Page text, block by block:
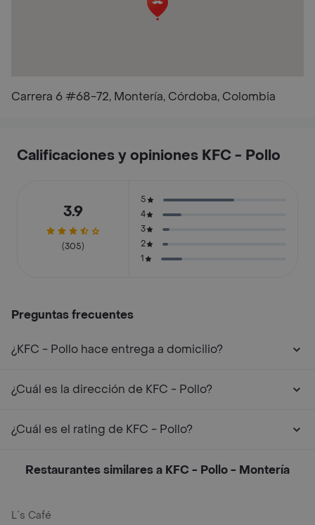
Carrera 6 #68-72, Montería, Córdoba, Colombia
Calificaciones y opiniones KFC - Pollo
3.9
(305)
5
4
3
2
1
Preguntas frecuentes
¿KFC - Pollo hace entrega a domicilio?
¿Cuál es la dirección de KFC - Pollo?
¿Cuál es el rating de KFC - Pollo?
Restaurantes similares a KFC - Pollo - Montería
L´s Café